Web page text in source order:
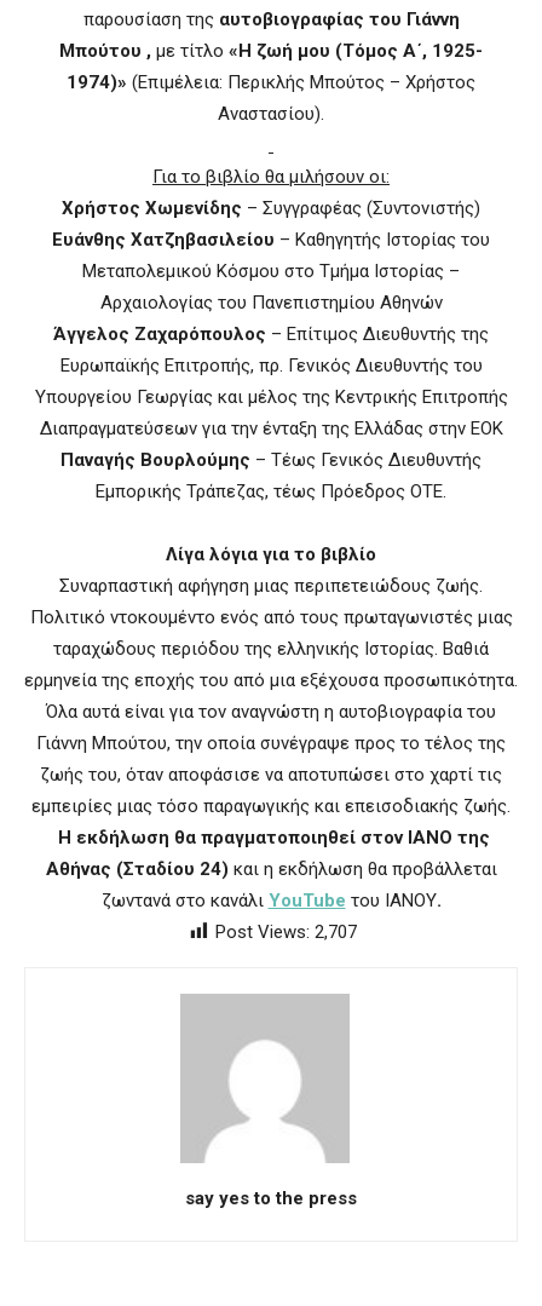
παρουσίαση της αυτοβιογραφίας του Γιάννη
Μπούτου , με τίτλο «Η ζωή μου (Τόμος Α΄, 1925-
1974)» (Επιμέλεια: Περικλής Μπούτος – Χρήστος
Αναστασίου).
Για το βιβλίο θα μιλήσουν οι:
Χρήστος Χωμενίδης – Συγγραφέας (Συντονιστής)
Ευάνθης Χατζηβασιλείου – Καθηγητής Ιστορίας του
Μεταπολεμικού Κόσμου στο Τμήμα Ιστορίας –
Αρχαιολογίας του Πανεπιστημίου Αθηνών
Άγγελος Ζαχαρόπουλος – Επίτιμος Διευθυντής της
Ευρωπαϊκής Επιτροπής, πρ. Γενικός Διευθυντής του
Υπουργείου Γεωργίας και μέλος της Κεντρικής Επιτροπής
Διαπραγματεύσεων για την ένταξη της Ελλάδας στην ΕΟΚ
Παναγής Βουρλούμης – Τέως Γενικός Διευθυντής
Εμπορικής Τράπεζας, τέως Πρόεδρος ΟΤΕ.
Λίγα λόγια για το βιβλίο
Συναρπαστική αφήγηση μιας περιπετειώδους ζωής.
Πολιτικό ντοκουμέντο ενός από τους πρωταγωνιστές μιας
ταραχώδους περιόδου της ελληνικής Ιστορίας. Βαθιά
ερμηνεία της εποχής του από μια εξέχουσα προσωπικότητα.
Όλα αυτά είναι για τον αναγνώστη η αυτοβιογραφία του
Γιάννη Μπούτου, την οποία συνέγραψε προς το τέλος της
ζωής του, όταν αποφάσισε να αποτυπώσει στο χαρτί τις
εμπειρίες μιας τόσο παραγωγικής και επεισοδιακής ζωής.
Η εκδήλωση θα πραγματοποιηθεί στον ΙΑΝΟ της
Αθήνας (Σταδίου 24) και η εκδήλωση θα προβάλλεται
ζωντανά στο κανάλι YouTube του ΙΑΝΟΥ.
Post Views: 2,707
say yes to the press